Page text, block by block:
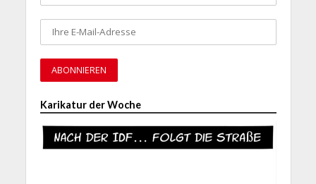
Karikatur der Woche